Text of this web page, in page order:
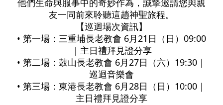
他們生命與服事中的奇妙作為，誠摯邀請您與親
友一同前來聆聽這趟神聖旅程。
【巡迴場次資訊】
• 第一場：三重埔長老教會 6月21日（日）09:00
｜主日禮拜見證分享
• 第二場：鼓山長老教會 6月27日（六）19:30｜
巡迴音樂會
• 第三場：東港長老教會 6月28日（日）10:00｜
主日禮拜見證分享